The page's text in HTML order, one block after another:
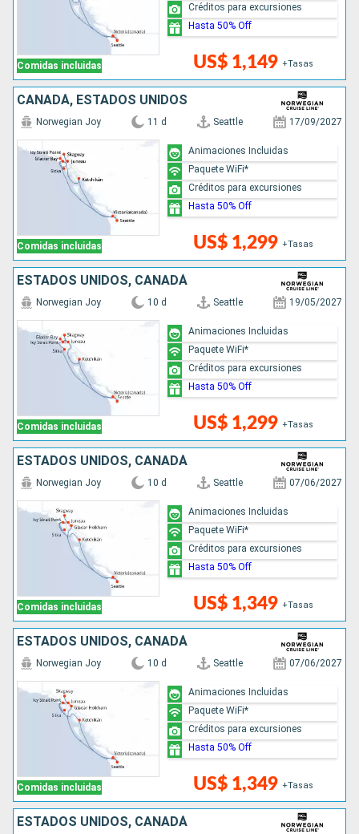
Comidas incluidas US$ 1,149 +Tasas
Créditos para excursiones
Hasta 50% Off
CANADÁ, ESTADOS UNIDOS
Comidas incluidas
Norwegian Joy 11 d Seattle 17/09/2027
US$ 1,299 +Tasas
Animaciones Incluidas
Paquete WiFi*
Créditos para excursiones
Hasta 50% Off
ESTADOS UNIDOS, CANADÁ
Comidas incluidas
Norwegian Joy 10 d Seattle 19/05/2027
US$ 1,299 +Tasas
Animaciones Incluidas
Paquete WiFi*
Créditos para excursiones
Hasta 50% Off
ESTADOS UNIDOS, CANADÁ
Comidas incluidas
Norwegian Joy 10 d Seattle 07/06/2027
US$ 1,349 +Tasas
Animaciones Incluidas
Paquete WiFi*
Créditos para excursiones
Hasta 50% Off
ESTADOS UNIDOS, CANADÁ
Comidas incluidas
Norwegian Joy 10 d Seattle 07/06/2027
US$ 1,349 +Tasas
Animaciones Incluidas
Paquete WiFi*
Créditos para excursiones
Hasta 50% Off
ESTADOS UNIDOS, CANADÁ